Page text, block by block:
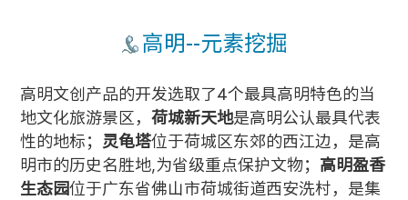
高明--元素挖掘
高明文创产品的开发选取了4个最具高明特色的当
地文化旅游景区，荷城新天地是高明公认最具代表
性的地标； 灵龟塔位于荷城区东郊的西江边，是高
明市的历史名胜地,为省级重点保护文物； 高明盈香
生态园位于广东省佛山市荷城街道西安洗村，是集